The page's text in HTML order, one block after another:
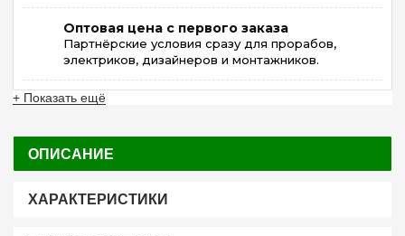
Оптовая цена с первого заказа
Партнёрские условия сразу для прорабов,
электриков, дизайнеров и монтажников.
+ Показать ещё
ОПИСАНИЕ
ХАРАКТЕРИСТИКИ